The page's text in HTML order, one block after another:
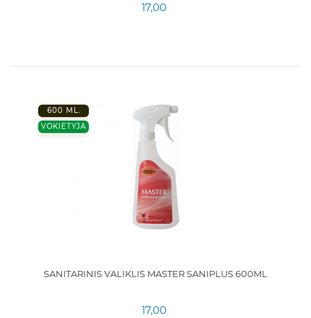
17,00
600 ML.
VOKIETYJA
SANITARINIS VALIKLIS MASTER SANIPLUS 600ML
17,00